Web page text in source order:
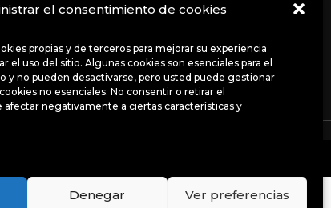
el consentimiento de cookies
propias y de terceros para mejorar su experiencia
el uso del sitio. Algunas cookies son esenciales para el
y no pueden desactivarse, pero usted puede gestionar
no esenciales. No consentir o retirar el
negativamente a ciertas características y
Denegar Ver preferencias
USA
Algunas cookies son esenciales para el
no esenciales.